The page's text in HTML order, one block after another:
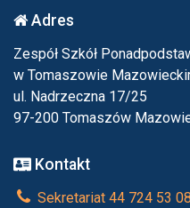
Adres
Zespół Szkół
w Tomaszowie
ul. Nadrzeczna 17/25
97-200 Tomaszów
Kontakt
Sekretariat 44 724 53 08